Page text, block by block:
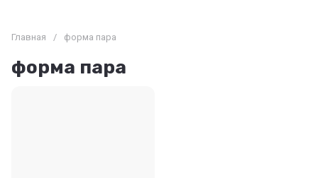
Главная / форма пара
форма пара